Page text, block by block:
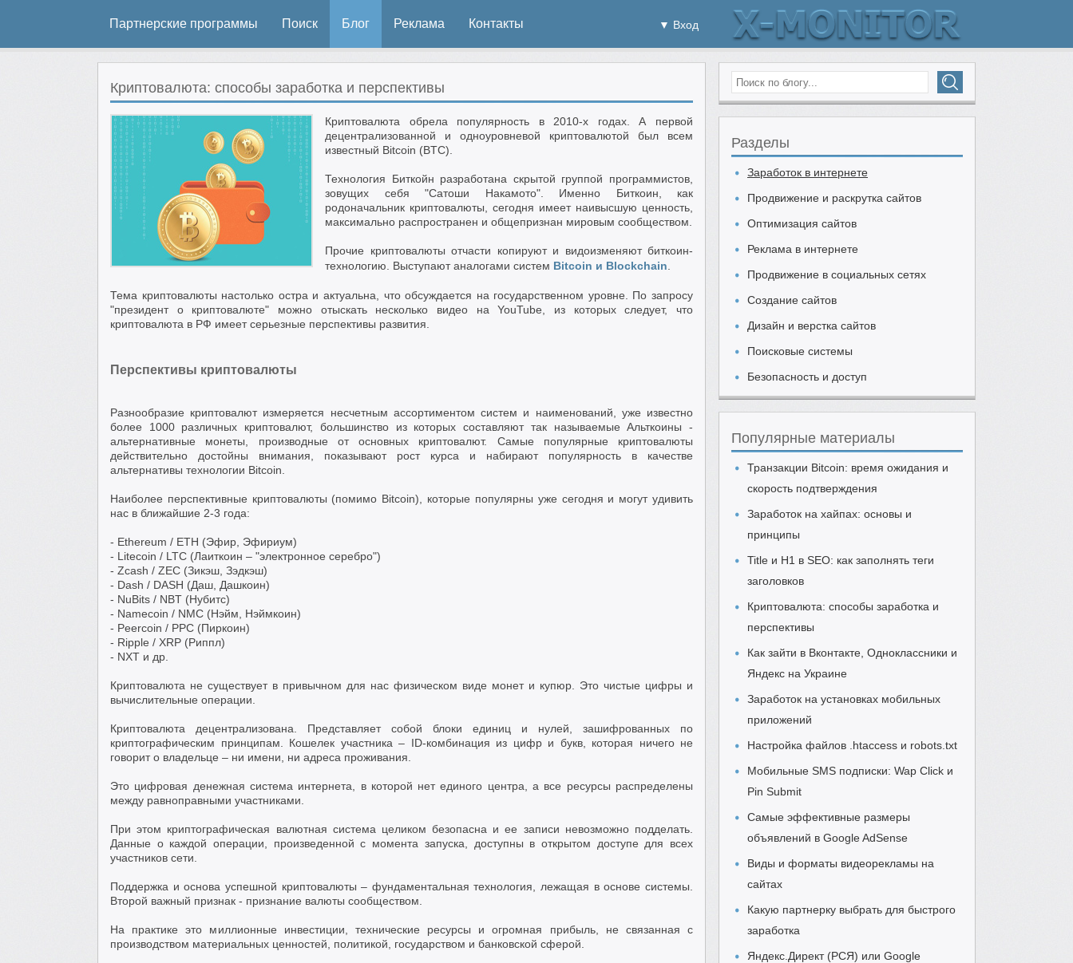
Партнерские программы Поиск Блог Реклама Контакты ▼ Вход
Криптовалюта: способы заработка и перспективы
Криптовалюта обрела популярность в 2010-х годах. А первой
децентрализованной и одноуровневой криптовалютой был всем
известный Bitcoin (BTC).
Технология Биткойн разработана скрытой группой программистов,
зовущих себя "Сатоши Накамото". Именно Биткоин, как
родоначальник криптовалюты, сегодня имеет наивысшую ценность,
максимально распространен и общепризнан мировым сообществом.
Прочие криптовалюты отчасти копируют и видоизменяют биткоин-
технологию. Выступают аналогами систем Bitcoin и Blockchain
Тема криптовалюты настолько остра и актуальна, что обсуждается на государственном уровне. По запросу
"президент о криптовалюте" можно отыскать несколько видео на YouTube, из которых следует, что
криптовалюта в РФ имеет серьезные перспективы развития.
Перспективы криптовалюты
Разнообразие криптовалют измеряется несчетным ассортиментом систем и наименований, уже известно
более 1000 различных криптовалют, большинство из которых составляют так называемые Альткоины -
альтернативные монеты, производные от основных криптовалют. Самые популярные криптовалюты
действительно достойны внимания, показывают рост курса и набирают популярность в качестве
альтернативы технологии Bitcoin.
Наиболее перспективные криптовалюты (помимо Bitcoin), которые популярны уже сегодня и могут удивить
нас в ближайшие 2-3 года:
- Ethereum / ETH (Эфир, Эфириум)
- Litecoin / LTC (Лаиткоин – "электронное серебро")
- Zcash / ZEC (Зикэш, Зэдкэш)
- Dash / DASH (Даш, Дашкоин)
- NuBits / NBT (Нубитс)
- Namecoin / NMC (Нэйм, Нэймкоин)
- Peercoin / PPC (Пиркоин)
- Ripple / XRP (Риппл)
- NXT и др.
Криптовалюта не существует в привычном для нас физическом виде монет и купюр. Это чистые цифры и
вычислительные операции.
Криптовалюта децентрализована. Представляет собой блоки единиц и нулей, зашифрованных по
криптографическим принципам. Кошелек участника – ID-комбинация из цифр и букв, которая ничего не
говорит о владельце – ни имени, ни адреса проживания.
Это цифровая денежная система интернета, в которой нет единого центра, а все ресурсы распределены
между равноправными участниками.
При этом криптографическая валютная система целиком безопасна и ее записи невозможно подделать.
Данные о каждой операции, произведенной с момента запуска, доступны в открытом доступе для всех
участников сети.
Поддержка и основа успешной криптовалюты – фундаментальная технология, лежащая в основе системы.
Второй важный признак - признание валюты сообществом.
На практике это миллионные инвестиции, технические ресурсы и огромная прибыль, не связанная с
производством материальных ценностей, политикой, государством и банковской сферой.
Разделы
Заработок в интернете
Продвижение и раскрутка сайтов
Оптимизация сайтов
Реклама в интернете
Продвижение в социальных сетях
Создание сайтов
Дизайн и верстка сайтов
Поисковые системы
Безопасность и доступ
Популярные материалы
Транзакции Bitcoin: время ожидания и
скорость подтверждения
Заработок на хайпах: основы и
принципы
Title и H1 в SEO: как заполнять теги
заголовков
Криптовалюта: способы заработка и
перспективы
Как зайти в Вконтакте, Одноклассники и
Яндекс на Украине
Заработок на установках мобильных
приложений
Настройка файлов .htaccess и robots.txt
Мобильные SMS подписки: Wap Click и
Pin Submit
Самые эффективные размеры
объявлений в Google AdSense
Виды и форматы видеорекламы на
сайтах
Какую партнерку выбрать для быстрого
заработка
Яндекс.Директ (РСЯ) или Google